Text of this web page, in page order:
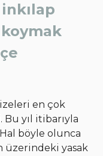
inkılap
koymak
en çok
yıl itibarıyla
böyle olunca
üzerindeki yasak